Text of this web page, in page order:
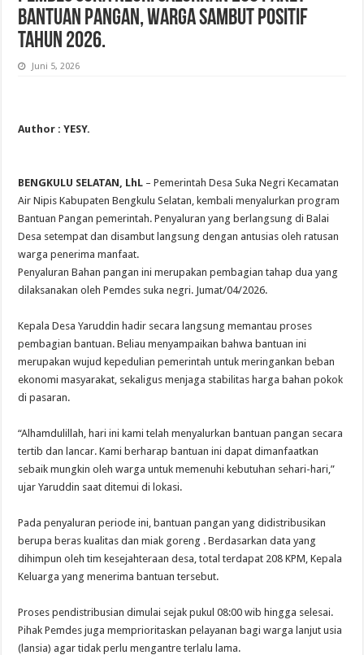
Bantuan Pangan, Warga Sambut Positif
Tahun 2026.
Juni 5, 2026
Author : YESY.
BENGKULU SELATAN, LhL – Pemerintah Desa Suka Negri Kecamatan
Air Nipis Kabupaten Bengkulu Selatan, kembali menyalurkan program
Bantuan Pangan pemerintah. Penyaluran yang berlangsung di Balai
Desa setempat dan disambut langsung dengan antusias oleh ratusan
warga penerima manfaat.
Penyaluran Bahan pangan ini merupakan pembagian tahap dua yang
dilaksanakan oleh Pemdes suka negri. Jumat/04/2026.
Kepala Desa Yaruddin hadir secara langsung memantau proses
pembagian bantuan. Beliau menyampaikan bahwa bantuan ini
merupakan wujud kepedulian pemerintah untuk meringankan beban
ekonomi masyarakat, sekaligus menjaga stabilitas harga bahan pokok
di pasaran.
“Alhamdulillah, hari ini kami telah menyalurkan bantuan pangan secara
tertib dan lancar. Kami berharap bantuan ini dapat dimanfaatkan
sebaik mungkin oleh warga untuk memenuhi kebutuhan sehari-hari,”
ujar Yaruddin saat ditemui di lokasi.
Pada penyaluran periode ini, bantuan pangan yang didistribusikan
berupa beras kualitas dan miak goreng . Berdasarkan data yang
dihimpun oleh tim kesejahteraan desa, total terdapat 208 KPM, Kepala
Keluarga yang menerima bantuan tersebut.
Proses pendistribusian dimulai sejak pukul 08:00 wib hingga selesai.
Pihak Pemdes juga memprioritaskan pelayanan bagi warga lanjut usia
(lansia) agar tidak perlu mengantre terlalu lama.